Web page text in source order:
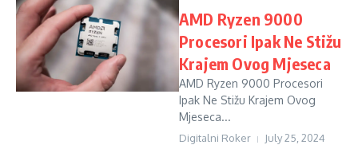
AMD Ryzen 9000
Procesori Ipak Ne Stižu
Krajem Ovog Mjeseca
AMD Ryzen 9000 Procesori
Ipak Ne Stižu Krajem Ovog
Mjeseca...
Digitalni Roker July 25, 2024